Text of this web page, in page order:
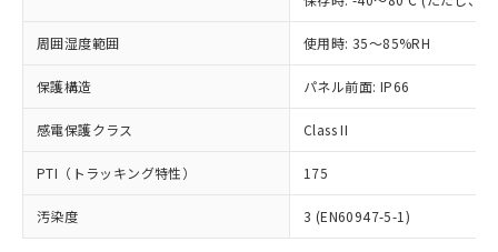
周囲湿度範囲 使用時: 35～85%RH
保護構造 パネル前面: IP66
感電保護クラス Class II
PTI（トラッキング特性） 175
汚染度 3 (EN60947-5-1)
メンバーズにご登録されている必要が
お客様が当ウェブサイト上で当社にご
登録された部品リストについて、当社
および当社の共同利用者が、当社の製
品・サービスに関するお客様との取
引・商談に必要な範囲で利用すること
をご了承ください。
※当社の共同利用者とは、"個人情報
の「1.共同利
用者の範囲」に記載されている法人を
※3 非含有証明書ダウンロード
下記の非含有証明書をダウンロードするこ
とができます。
EU RoHS指令（10物質）の非含有証明書
51物質の非含有証明書（当社基準）
※本証明書は発行日時点で非含有を証明す
「－」：未確認です。当社販売部門へお問
い合わせください。